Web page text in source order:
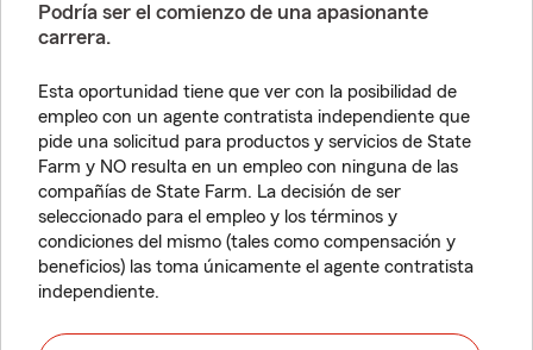
Podría ser el comienzo de una apasionante
carrera.
Esta oportunidad tiene que ver con la posibilidad de
empleo con un agente contratista independiente que
pide una solicitud para productos y servicios de State
Farm y NO resulta en un empleo con ninguna de las
compañías de State Farm. La decisión de ser
seleccionado para el empleo y los términos y
condiciones del mismo (tales como compensación y
beneficios) las toma únicamente el agente contratista
independiente.